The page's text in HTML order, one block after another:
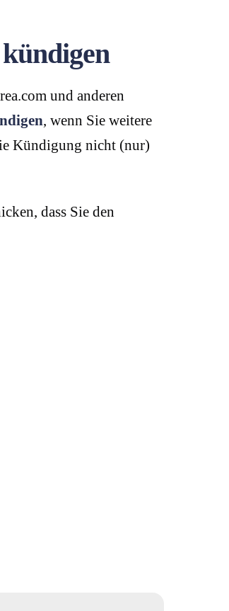
und anderen
, wenn Sie weitere
Kündigung nicht (nur)
dass Sie den